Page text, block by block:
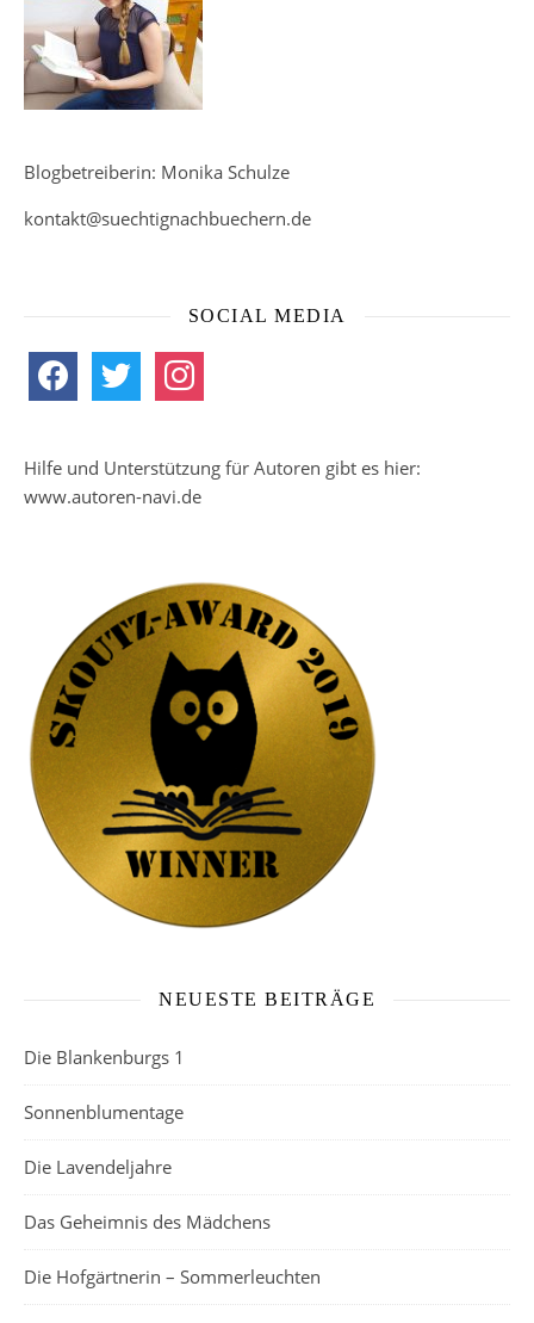
Blogbetreiberin: Monika Schulze
kontakt@suechtignachbuechern.de
SOCIAL MEDIA
facebook twitter instagram
Hilfe und Unterstützung für Autoren gibt es hier:
www.autoren-navi.de
NEUESTE BEITRÄGE
Die Blankenburgs 1
Sonnenblumentage
Die Lavendeljahre
Das Geheimnis des Mädchens
Die Hofgärtnerin – Sommerleuchten